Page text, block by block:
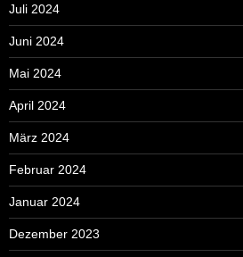
Juli 2024
Juni 2024
Mai 2024
April 2024
März 2024
Februar 2024
Januar 2024
Dezember 2023